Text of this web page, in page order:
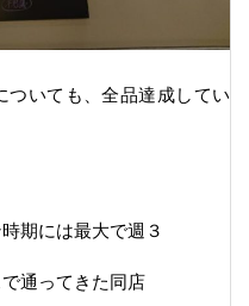
ついても、全品達成してい
期には最大で週３
通ってきた同店